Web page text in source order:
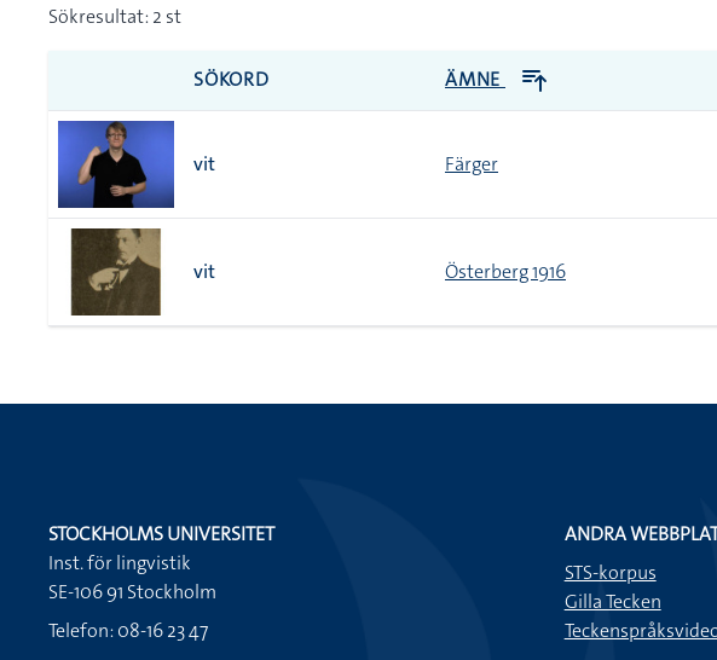
Sökresultat: 2 st
SÖKORD ÄMNE
vit Färger
vit Österberg 1916
STOCKHOLMS UNIVERSITET
Inst. för lingvistik
SE-106 91 Stockholm
Telefon: 08-16 23 47
ANDRA
STS-korpus
Gilla Tecken